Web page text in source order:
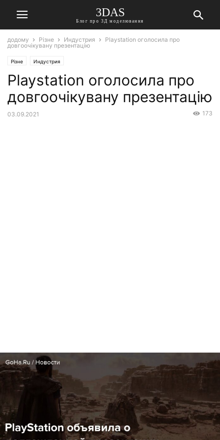
3DAS
Блог про 3Д моделювання
додому Різне Индустрия
Playstation оголосила про
довгоочікувану презентацію
Різне Индустрия
Playstation оголосила про
довгоочікувану презентацію
03.09.2021 173